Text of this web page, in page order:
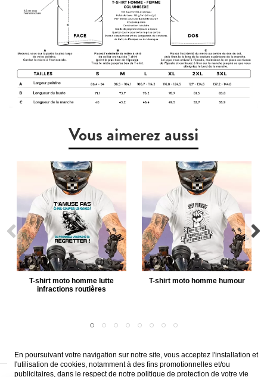
Vous aimerez aussi
T-shirt moto homme lutte
infractions routières
T-shirt moto homme humour
En poursuivant votre navigation sur notre site, vous acceptez l'installation et
l'utilisation de cookies, notamment à des fins promotionnelles et/ou
publicitaires, dans le respect de notre politique de protection de votre vie